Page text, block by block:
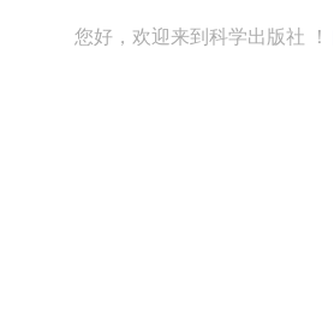
您好，欢迎来到科学出版社 ！